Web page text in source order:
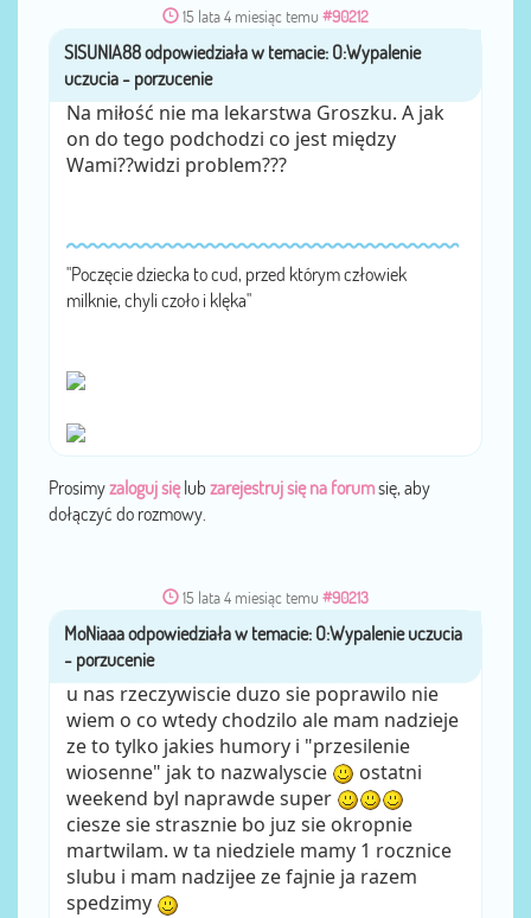
15 lata 4 miesiąc temu #90212
przezSISUNIA88
Na miłość nie ma lekarstwa Groszku. A jak
on do tego podchodzi co jest między
Wami??widzi problem???
"Poczęcie dziecka to cud, przed którym człowiek
milknie, chyli czoło i klęka"
Prosimyzaloguj sięlub zarejestruj się na forumsię, aby
dołączyć do rozmowy.
15 lata 4 miesiąc temu #90213
przezMoNiaaa
u nas rzeczywiscie duzo sie poprawilo nie
wiem o co wtedy chodzilo ale mam nadzieje
ze to tylko jakies humory i "przesilenie
wiosenne" jak to nazwalyscie
ostatni
weekend byl naprawde super
ciesze sie strasznie bo juz sie okropnie
martwilam. w ta niedziele mamy 1 rocznice
slubu i mam nadzijee ze fajnie ja razem
spedzimy